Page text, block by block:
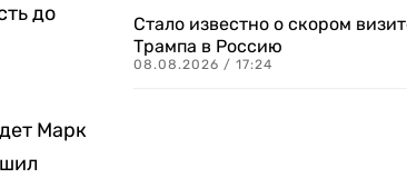
до
Марк
Стало известно о скором
Трампа в Россию
08.08.2026 / 17:24